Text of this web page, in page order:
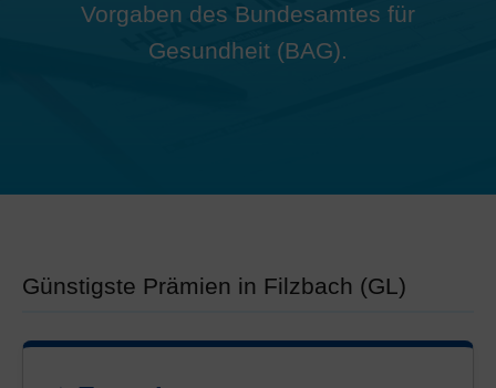
Vorgaben des Bundesamtes für
Gesundheit (BAG).
Günstigste Prämien in Filzbach (GL)